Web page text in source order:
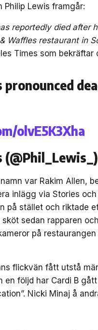
Philip Lewis framgår:
reportedly died
Waffles restaurant in
Times som bekräftar
pronounced
olvE5K3Xha
var Rakim Allen,
inlägg via Stories
på stället och riktade
sedan rapparen
på
flickvän fått utstå
en följd har Cardi B
Nicki Minaj å